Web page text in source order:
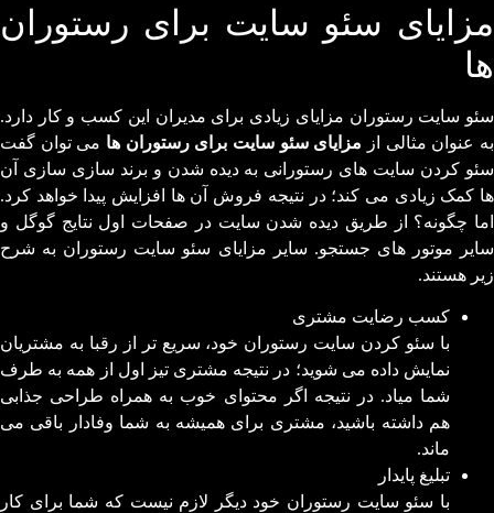
مزایای سئو سایت برای رستوران
ها
سئو سایت رستوران مزایای زیادی برای مدیران این کسب و کار دارد.
به عنوان مثالی از مزایای سئو سایت برای رستوران ها می توان گفت
سئو کردن سایت های رستورانی به دیده شدن و برند سازی سازی آن
ها کمک زیادی می کند؛ در نتیجه فروش آن ها افزایش پیدا خواهد کرد.
اما چگونه؟ از طریق دیده شدن سایت در صفحات اول نتایج گوگل و
سایر موتور های جستجو. سایر مزایای سئو سایت رستوران به شرح
زیر هستند.
کسب رضایت مشتری
با سئو کردن سایت رستوران خود، سریع تر از رقبا به مشتریان
نمایش داده می شوید؛ در نتیجه مشتری تیز اول از همه به طرف
شما میاد. در نتیجه اگر محتوای خوب به همراه طراحی جذابی
هم داشته باشید، مشتری برای همیشه به شما وفادار باقی می
ماند.
تبلیغ پایدار
با سئو سایت رستوران خود دیگر لازم نیست که شما برای کار